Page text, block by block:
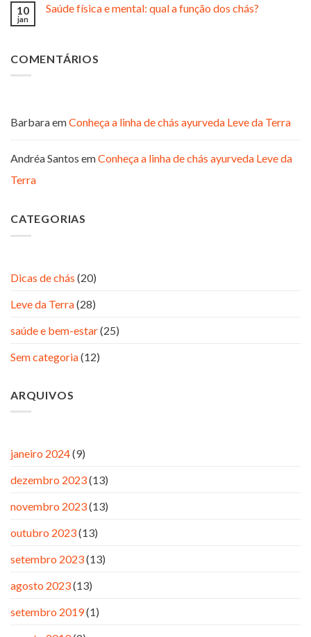
10
jan
Saúde física e mental: qual a função dos chás?
COMENTÁRIOS
BarbaraemConheça a linha de chás ayurveda Leve da Terra
Andréa Santos emConheça a linha de chás ayurveda Leve da
Terra
CATEGORIAS
Dicas de chás (20)
Leve da Terra(28)
saúde e bem-estar(25)
Sem categoria(12)
ARQUIVOS
janeiro 2024(9)
dezembro 2023(13)
novembro 2023(13)
outubro 2023(13)
setembro 2023(13)
agosto 2023(13)
setembro 2019(1)